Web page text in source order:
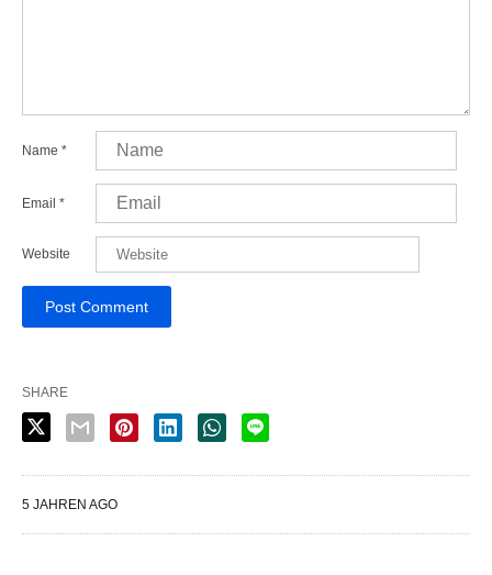
Name *
Email *
Website
SHARE
5 JAHREN AGO